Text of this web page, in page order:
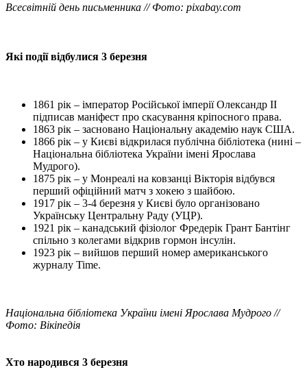
Всесвітній день письменника // Фото: pixabay.com
Які події відбулися 3 березня
1861 рік – імператор Російської імперії Олександр II
підписав маніфест про скасування кріпосного права.
1863 рік – засновано Національну академію наук США.
1866 рік – у Києві відкрилася публічна бібліотека (нині –
Національна бібліотека України імені Ярослава
Мудрого).
1875 рік – у Монреалі на ковзанці Вікторія відбувся
перший офіційний матч з хокею з шайбою.
1917 рік – 3-4 березня у Києві було організовано
Українську Центральну Раду (УЦР).
1921 рік – канадський фізіолог Фредерік Грант Бантінг
спільно з колегами відкрив гормон інсулін.
1923 рік – вийшов перший номер американського
журналу Time.
Національна бібліотека України імені Ярослава Мудрого //
Фото: Вікіпедія
Хто народився 3 березня